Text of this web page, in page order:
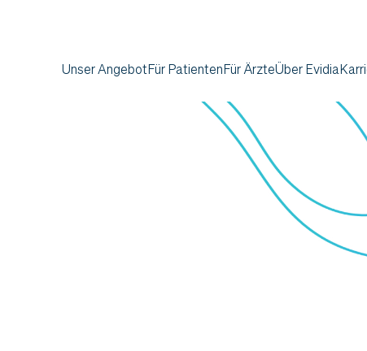
Unser AngebotFür PatientenFür ÄrzteÜber Evidia